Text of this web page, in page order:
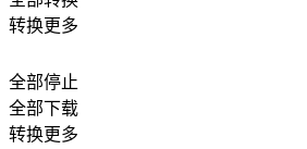
转换更多
全部停止
全部下载
转换更多